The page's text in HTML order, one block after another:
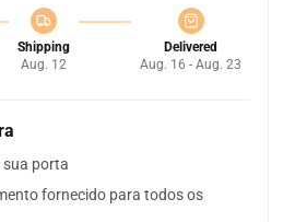
Shipping
Aug. 12
Delivered
Aug. 16 - Aug. 23
sua porta
fornecido para todos os